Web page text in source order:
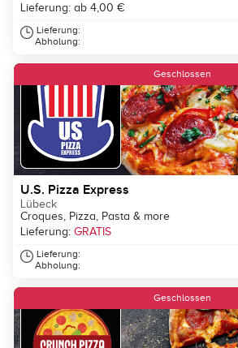
Lieferung: ab 4,00 €
Lieferung:
Abholung:
Geschlossen
U.S. Pizza Express
Lübeck
Croques, Pizza, Pasta & more
Lieferung: GRATIS
Lieferung:
Abholung:
Geschlossen